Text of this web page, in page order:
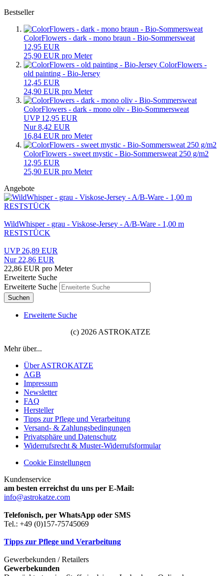
Bestseller
ColorFlowers - dark - mono braun - Bio-Sommersweat
12,95 EUR
25,90 EUR pro Meter
ColorFlowers -
old painting - Bio-Jersey
12,45 EUR
24,90 EUR pro Meter
ColorFlowers - dark - mono oliv - Bio-Sommersweat
UVP 12,95 EUR
Nur 8,42 EUR
16,84 EUR pro Meter
ColorFlowers - sweet mystic - Bio-Sommersweat 250 g/m2
12,95 EUR
25,90 EUR pro Meter
Angebote
WildWhisper - grau - Viskose-Jersey - A/B-Ware - 1,00 m
RESTSTÜCK
UVP 26,89 EUR
Nur 22,86 EUR
22,86 EUR pro Meter
Erweiterte Suche
Erweiterte Suche
Suchen
Erweiterte Suche
(c) 2026 ASTROKATZE
Mehr über...
Über ASTROKATZE
AGB
Impressum
Newsletter
FAQ
Hersteller
Tipps zur Pflege und Verarbeitung
Versand- & Zahlungsbedingungen
Privatsphäre und Datenschutz
Widerrufsrecht & Muster-Widerrufsformular
Cookie Einstellungen
Kundenservice
am besten erreichst du uns per E-Mail:
info@astrokatze.com
Telefonisch, per WhatsApp oder SMS
Tel.: +49 (0)157-75745069
Tipps zur Pflege und Verarbeitung
Gewerbekunden / Retailers
Gewerbekunden